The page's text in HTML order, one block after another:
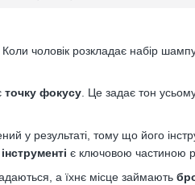
. Коли чоловік розкладає набір
точку фокусу. Це задає тон
у результаті, тому що його
є ключовою частиною
а їхнє місце займають